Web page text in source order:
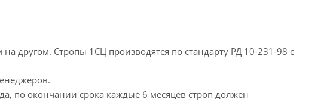
другом. Стропы 1СЦ производятся по стандарту РД 10-231-98 с
по окончании срока каждые 6 месяцев строп должен